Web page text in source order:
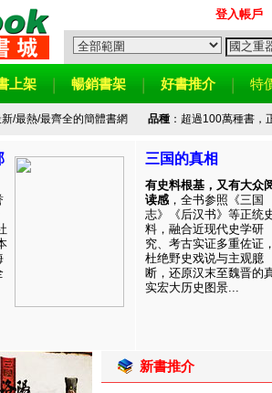
登入帳戶
上架 暢銷書架 好書推介 特
/最熱/最齊全的簡體書網 品種：超過100萬種書，
三国的真相
有史料根基，又有大众
读感 ，全书参照《三国
志》《后汉书》等正统
料，融合近现代史学研
究、考古实证多重佐证
杜绝野史戏说与主观臆
断，还原汉末至魏晋的
实宏大历史图景...
新書推介